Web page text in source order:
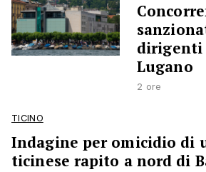
dirigenti
Lugano
2 ore
TICINO
Indagine per omicidio di
ticinese rapito a nord di